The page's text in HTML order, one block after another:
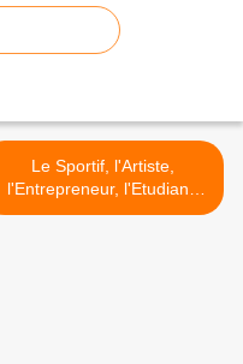
Le Sportif, l'Artiste,
l'Entrepreneur, l'Etudiant:
destins croisés sur un